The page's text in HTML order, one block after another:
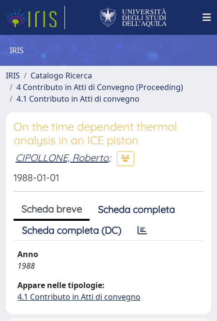
IRIS
IRIS
Catalogo Ricerca
4 Contributo in Atti di Convegno (Proceeding)
4.1 Contributo in Atti di convegno
On the time dependent thermal
analysis in an ICE piston
CIPOLLONE, Roberto;
1988-01-01
Scheda breve
Scheda completa
Scheda completa (DC)
Anno
1988
Appare nelle tipologie:
4.1 Contributo in Atti di convegno